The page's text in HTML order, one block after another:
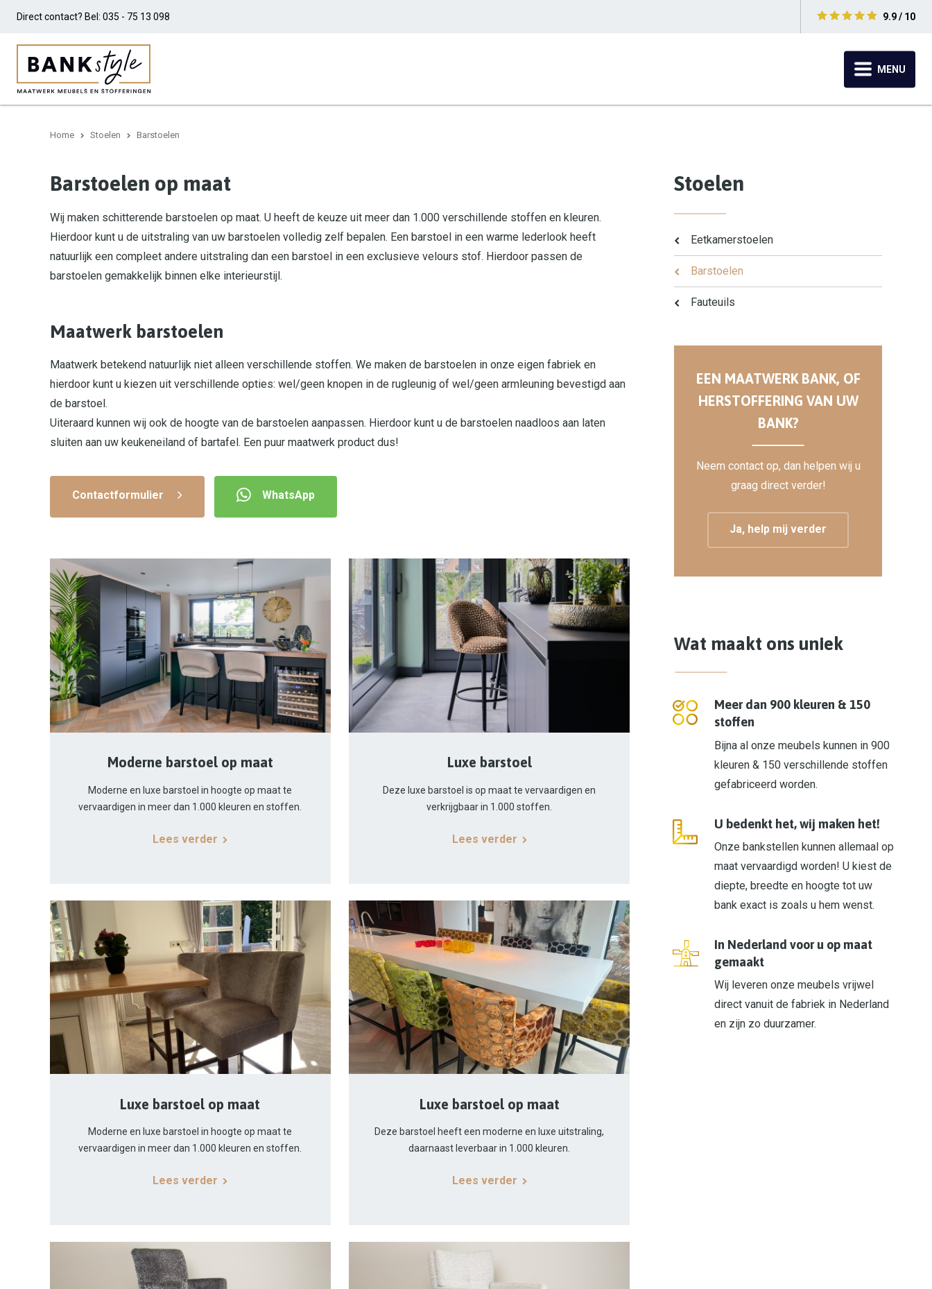
Direct contact? Bel: 035 - 75 13 098 9.9 / 10
MENU
Home Stoelen Barstoelen
Barstoelen op maat
Wij maken schitterende barstoelen op maat. U heeft de keuze uit meer dan 1.000 verschillende stoffen en kleuren.
Hierdoor kunt u de uitstraling van uw barstoelen volledig zelf bepalen. Een barstoel in een warme lederlook heeft
natuurlijk een compleet andere uitstraling dan een barstoel in een exclusieve velours stof. Hierdoor passen de
barstoelen gemakkelijk binnen elke interieurstijl.
Maatwerk barstoelen
Maatwerk betekend natuurlijk niet alleen verschillende stoffen. We maken de barstoelen in onze eigen fabriek en
hierdoor kunt u kiezen uit verschillende opties: wel/geen knopen in de rugleunig of wel/geen armleuning bevestigd aan
de barstoel.
Uiteraard kunnen wij ook de hoogte van de barstoelen aanpassen. Hierdoor kunt u de barstoelen naadloos aan laten
sluiten aan uw keukeneiland of bartafel. Een puur maatwerk product dus!
Contactformulier WhatsApp
Moderne barstoel op maat
Moderne en luxe barstoel in hoogte op maat te
vervaardigen in meer dan 1.000 kleuren en stoffen.
Lees verder
Luxe barstoel
Deze luxe barstoel is op maat te vervaardigen en
verkrijgbaar in 1.000 stoffen.
Lees verder
Luxe barstoel op maat
Moderne en luxe barstoel in hoogte op maat te
vervaardigen in meer dan 1.000 kleuren en stoffen.
Lees verder
Luxe barstoel op maat
Deze barstoel heeft een moderne en luxe uitstraling,
daarnaast leverbaar in 1.000 kleuren.
Lees verder
Stoelen
Eetkamerstoelen
Barstoelen
Fauteuils
EEN MAATWERK BANK, OF
HERSTOFFERING VAN UW
BANK?
Neem contact op, dan helpen wij u
graag direct verder!
Ja, help mij verder
Wat maakt ons uniek
Meer dan 900 kleuren & 150
stoffen
Bijna al onze meubels kunnen in 900
kleuren & 150 verschillende stoffen
gefabriceerd worden.
U bedenkt het, wij maken het!
Onze bankstellen kunnen allemaal op
maat vervaardigd worden! U kiest de
diepte, breedte en hoogte tot uw
bank exact is zoals u hem wenst.
In Nederland voor u op maat
gemaakt
Wij leveren onze meubels vrijwel
direct vanuit de fabriek in Nederland
en zijn zo duurzamer.